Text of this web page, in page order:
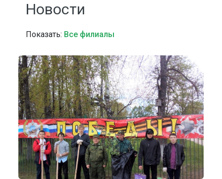
Новости
Показать: Все филиалы